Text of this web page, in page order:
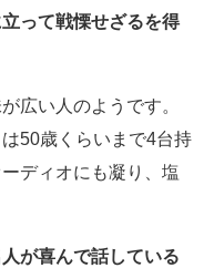
って戦慄せざるを得
広い人のようです。
50歳くらいまで4台持
ディオにも凝り、塩
が喜んで話している